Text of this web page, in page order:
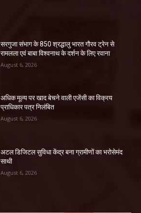
सरगुजा संभाग के 850 श्रद्धालु भारत गौरव ट्रेन से
रामलला एवं बाबा विश्वनाथ के दर्शन के लिए रवाना
August 6, 2026
अधिक मूल्य पर खाद बेचने वाली एजेंसी का विक्रय
प्राधिकार पत्र निलंबित
August 6, 2026
अटल डिजिटल सुविधा केंद्र बना ग्रामीणों का भरोसेमंद
साथी
August 6, 2026